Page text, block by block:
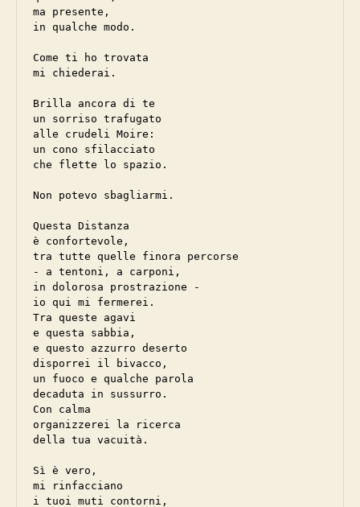
ma presente,
in qualche modo.
Come ti ho trovata
mi chiederai.
Brilla ancora di te
un sorriso trafugato
alle crudeli Moire:
un cono sfilacciato
che flette lo spazio.
Non potevo sbagliarmi.
Questa Distanza
è confortevole,
tra tutte quelle finora percorse
- a tentoni, a carponi,
in dolorosa prostrazione -
io qui mi fermerei.
Tra queste agavi
e questa sabbia,
e questo azzurro deserto
disporrei il bivacco,
un fuoco e qualche parola
decaduta in sussurro.
Con calma
organizzerei la ricerca
della tua vacuità.
Sì è vero,
mi rinfacciano
i tuoi muti contorni,